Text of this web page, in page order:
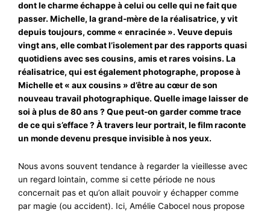
dont le charme échappe à celui ou celle qui ne fait que
passer. Michelle, la grand-mère de la réalisatrice, y vit
depuis toujours, comme « enracinée ». Veuve depuis
vingt ans, elle combat l’isolement par des rapports quasi
quotidiens avec ses cousins, amis et rares voisins. La
réalisatrice, qui est également photographe, propose à
Michelle et « aux cousins » d’être au cœur de son
nouveau travail photographique. Quelle image laisser de
soi à plus de 80 ans ? Que peut-on garder comme trace
de ce qui s’efface ? À travers leur portrait, le film raconte
un monde devenu presque invisible à nos yeux.
Nous avons souvent tendance à regarder la vieillesse avec
un regard lointain, comme si cette période ne nous
concernait pas et qu’on allait pouvoir y échapper comme
par magie (ou accident). Ici, Amélie Cabocel nous propose